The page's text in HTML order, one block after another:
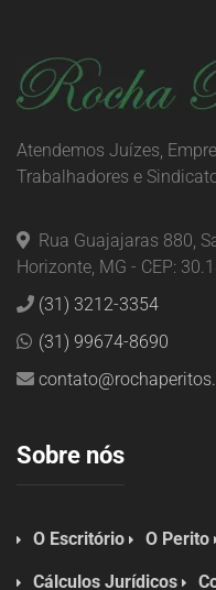
Atendemos Juízes,
Trabalhadores e
Rua Guajajaras 880,
Horizonte, MG - CEP:
(31) 3212-3354
(31) 99674-8690
Sobre nós
O Escritório O Perito
Cálculos Jurídicos